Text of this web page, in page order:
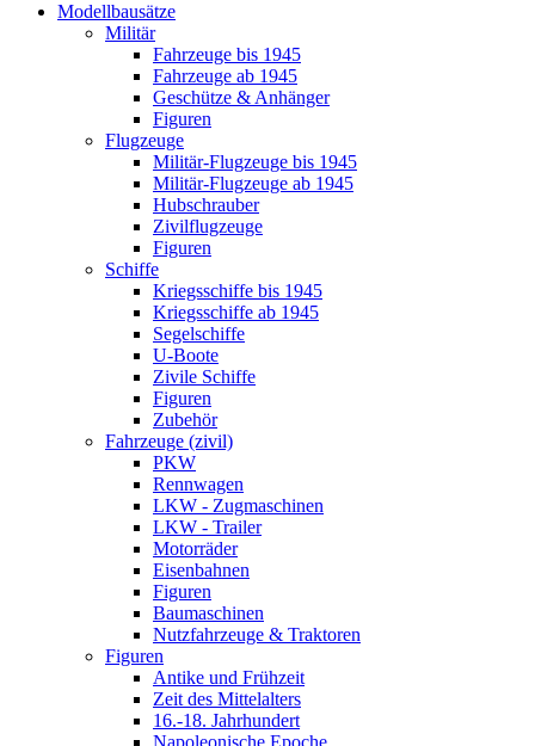
Modellbausätze
Militär
Fahrzeuge bis 1945
Fahrzeuge ab 1945
Geschütze & Anhänger
Figuren
Flugzeuge
Militär-Flugzeuge bis 1945
Militär-Flugzeuge ab 1945
Hubschrauber
Zivilflugzeuge
Figuren
Schiffe
Kriegsschiffe bis 1945
Kriegsschiffe ab 1945
Segelschiffe
U-Boote
Zivile Schiffe
Figuren
Zubehör
Fahrzeuge (zivil)
PKW
Rennwagen
LKW - Zugmaschinen
LKW - Trailer
Motorräder
Eisenbahnen
Figuren
Baumaschinen
Nutzfahrzeuge & Traktoren
Figuren
Antike und Frühzeit
Zeit des Mittelalters
16.-18. Jahrhundert
Napoleonische Epoche